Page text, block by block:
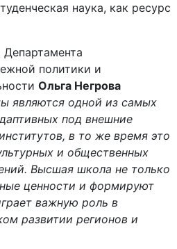
наука, как ресурс
политики и
Ольга Негрова
являются одной из самых
под внешние
в то же время это
и общественных
Высшая школа не только
ценности и формируют
важную роль в
развитии регионов и